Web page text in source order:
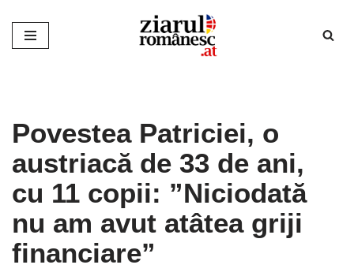
Sari
Povestea Patriciei, o
austriacă de 33 de ani,
cu 11 copii: ”Niciodată
nu am avut atâtea griji
financiare”